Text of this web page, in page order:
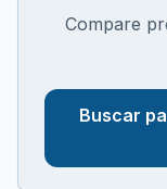
Compare
Buscar